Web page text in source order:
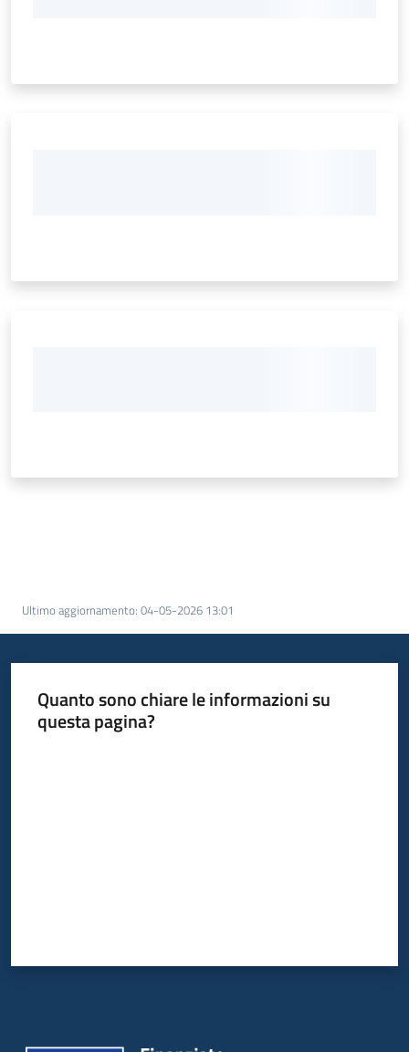
Ultimo aggiornamento: 04-05-2026 13:01
Quanto sono chiare le informazioni su
questa pagina?